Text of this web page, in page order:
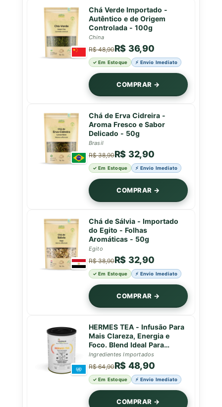
Chá Verde Importado -
Autêntico e de Origem
Controlada - 100g
China
R$ 48,90R$ 36,90
✓ Em Estoque ⚡ Envio Imediato
COMPRAR →
Chá de Erva Cidreira -
Aroma Fresco e Sabor
Delicado - 50g
Brasil
R$ 38,90R$ 32,90
✓ Em Estoque ⚡ Envio Imediato
COMPRAR →
Chá de Sálvia - Importado
do Egito - Folhas
Aromáticas - 50g
Egito
R$ 38,90R$ 32,90
✓ Em Estoque ⚡ Envio Imediato
COMPRAR →
HERMES TEA - Infusão Para
Mais Clareza, Energia e
Foco. Blend Ideal Para
Começar o Dia ou Como
Pré-Treino - Lata - 50g
Ingredientes Importados
R$ 64,90R$ 48,90
✓ Em Estoque ⚡ Envio Imediato
COMPRAR →